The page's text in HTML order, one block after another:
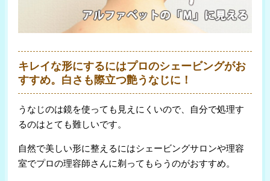
キレイな形にするにはプロのシェービングがお
すすめ。白さも際立つ艶うなじに！
うなじのは鏡を使っても見えにくいので、自分で処理す
るのはとても難しいです。
自然で美しい形に整えるにはシェービングサロンや理容
室でプロの理容師さんに剃ってもらうのがおすすめ。